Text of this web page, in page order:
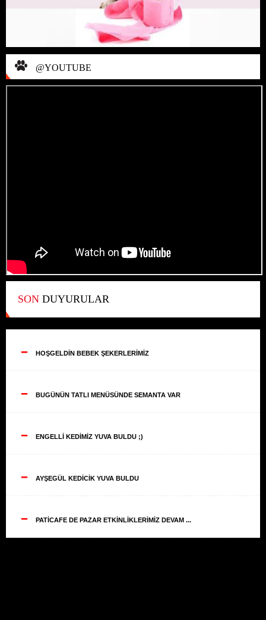
@YOUTUBE
SON DUYURULAR
-- HOŞGELDİN BEBEK ŞEKERLERİMİZ
-- BUGÜNÜN TATLI MENÜSÜNDE SEMANTA VAR
-- ENGELLİ KEDİMİZ YUVA BULDU ;)
-- AYŞEGÜL KEDİCİK YUVA BULDU
-- PATİCAFE DE PAZAR ETKİNLİKLERİMİZ DEVAM ...